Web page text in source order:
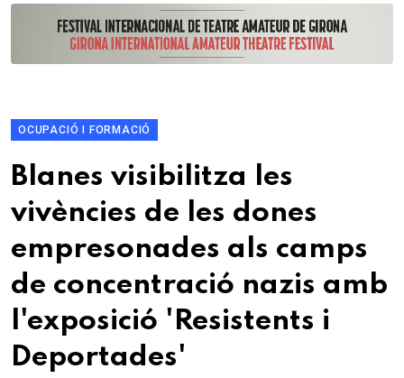
OCUPACIÓ I FORMACIÓ
Blanes visibilitza les
vivències de les dones
empresonades als camps
de concentració nazis amb
l'exposició 'Resistents i
Deportades'